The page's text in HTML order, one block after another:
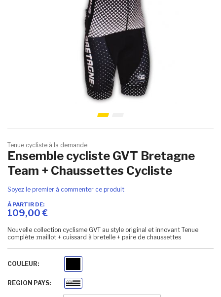
Skip to the beginning of the images gallery
Tenue cycliste à la demande
Ensemble cycliste GVT Bretagne
Team + Chaussettes Cycliste
Soyez le premier à commenter ce produit
À PARTIR DE
109,00 €
Nouvelle collection cyclisme GVT au style original et innovant Tenue
complète :maillot + cuissard à bretelle + paire de chaussettes
COULEUR
Noir
REGION PAYS
Bretagne